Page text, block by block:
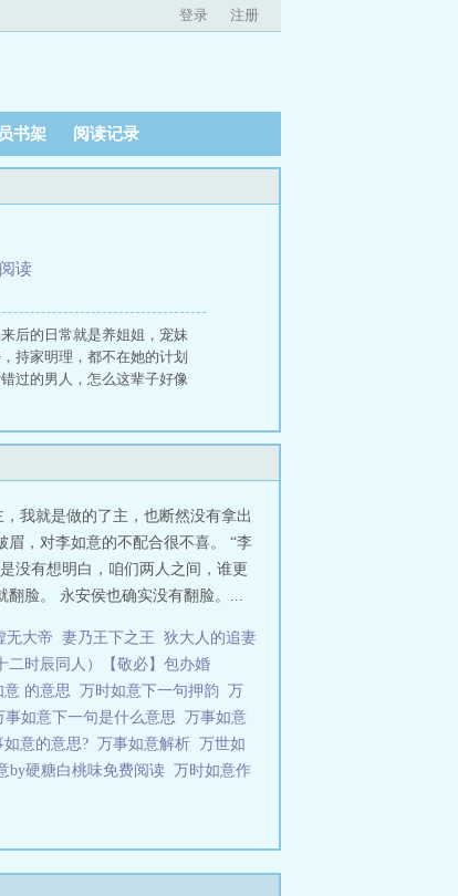
登录 注册
书架 阅读记录
读
后的日常就是养姐姐，宠妹
持家明理，都不在她的计划
过的男人，怎么这辈子好像
我就是做的了主，也断然没有拿出
，对李如意的不配合很不喜。 “李
没有想明白，咱们两人之间，谁更
翻脸。 永安侯也确实没有翻脸。...
无大帝 妻乃王下之王
狄大人的追妻
二时辰同人）【敬必】包办婚
意 的意思 万时如意下一句押韵 万
事如意下一句是什么意思 万事如意
如意的意思? 万事如意解析 万世如
by硬糖白桃味免费阅读 万时如意作